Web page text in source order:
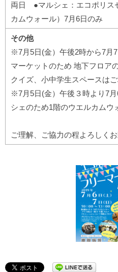
両日 ●マルシェ：エコポリス
カムウォール）7月6日のみ
その他
※7月5日(金）午後2時から7月
マーケットのため 地下フロア
クイズ、小中学生スペースはご
※7月5日(金）午後３時より7
シェのため1階のウエルカムウ
ご理解、ご協力の程よろしく